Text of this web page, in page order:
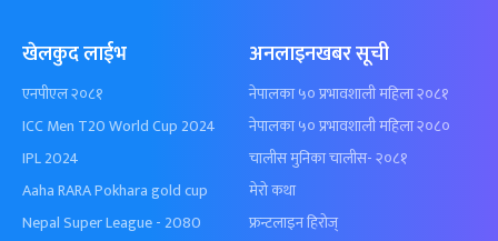
खेलकुद लाईभ
एनपीएल २०८१
ICC Men T20 World Cup 2024
IPL 2024
Aaha RARA Pokhara gold cup
Nepal Super League - 2080
अनलाइनखबर सूची
नेपालका ५० प्रभावशाली महिला २०८१
नेपालका ५० प्रभावशाली महिला २०८०
चालीस मुनिका चालीस- २०८१
मेरो कथा
फ्रन्टलाइन हिरोज्